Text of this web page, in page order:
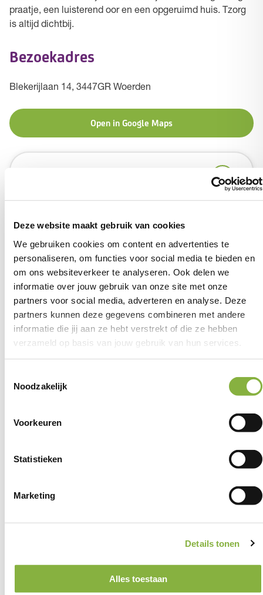
Deze website maakt gebruik van cookies
We gebruiken cookies om content en advertenties te
personaliseren, om functies voor social media te bieden en
om ons websiteverkeer te analyseren. Ook delen we
informatie over jouw gebruik van onze site met onze
partners voor social media, adverteren en analyse. Deze
partners kunnen deze gegevens combineren met andere
informatie die jij aan ze hebt verstrekt of die ze hebben
verzameld op basis van jouw gebruik van hun services.
Noodzakelijk
Voorkeuren
Statistieken
Marketing
Details tonen
Alles toestaan
praatje, een luisterend oor en een opgeruimd huis. Tzorg
is altijd dichtbij.
Bezoekadres
Blekerijlaan 14, 3447GR Woerden
Open in Google Maps
gemeentehuis@woerden.nl
8,5
thuishulp
Een betrokken hulp
Onze verhalen